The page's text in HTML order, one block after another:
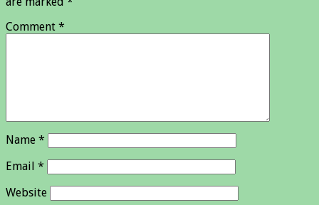
Comment *
Name *
Email *
Website